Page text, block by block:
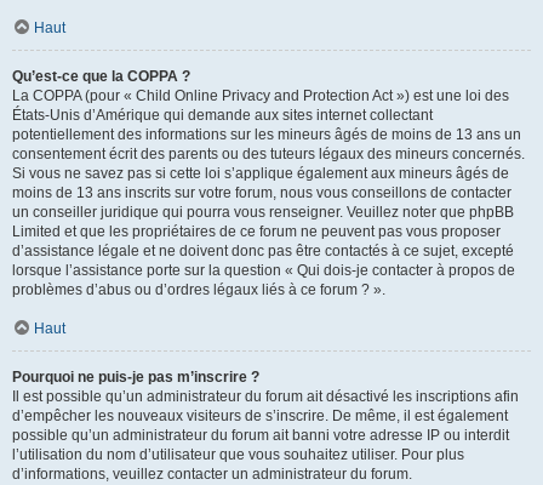
Haut
Qu’est-ce que la COPPA ?
La COPPA (pour « Child Online Privacy and Protection Act ») est une loi des
États-Unis d’Amérique qui demande aux sites internet collectant
potentiellement des informations sur les mineurs âgés de moins de 13 ans un
consentement écrit des parents ou des tuteurs légaux des mineurs concernés.
Si vous ne savez pas si cette loi s’applique également aux mineurs âgés de
moins de 13 ans inscrits sur votre forum, nous vous conseillons de contacter
un conseiller juridique qui pourra vous renseigner. Veuillez noter que phpBB
Limited et que les propriétaires de ce forum ne peuvent pas vous proposer
d’assistance légale et ne doivent donc pas être contactés à ce sujet, excepté
lorsque l’assistance porte sur la question « Qui dois-je contacter à propos de
problèmes d’abus ou d’ordres légaux liés à ce forum ? ».
Haut
Pourquoi ne puis-je pas m’inscrire ?
Il est possible qu’un administrateur du forum ait désactivé les inscriptions afin
d’empêcher les nouveaux visiteurs de s’inscrire. De même, il est également
possible qu’un administrateur du forum ait banni votre adresse IP ou interdit
l’utilisation du nom d’utilisateur que vous souhaitez utiliser. Pour plus
d’informations, veuillez contacter un administrateur du forum.